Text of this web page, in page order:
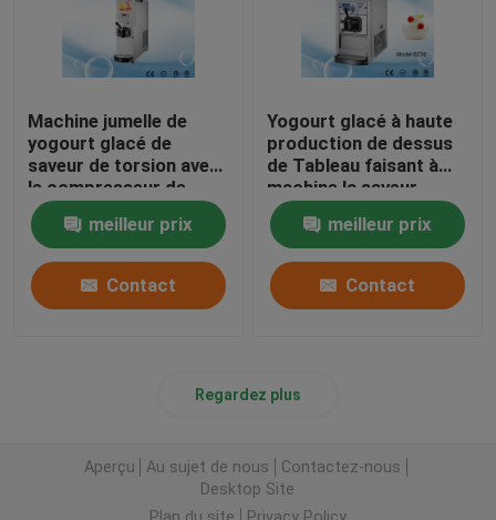
Machine jumelle de
yogourt glacé de
saveur de torsion avec
le compresseur de
l'Italie 12 litres de
capacitémeilleur prix
Contact
Yogourt glacé à haute
production de dessus
de Tableau faisant à
machine la saveur
simple avec la
préréfrigération
meilleur prix
Contact
Regardez plus
Aperçu Au sujet de nous
Contactez-nous
Desktop Site
Plan du site
Privacy Policy